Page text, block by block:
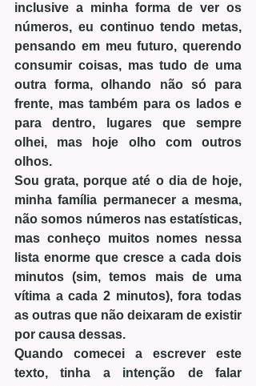
inclusive a minha forma de ver os
números, eu continuo tendo metas,
pensando em meu futuro, querendo
consumir coisas, mas tudo de uma
outra forma, olhando não só para
frente, mas também para os lados e
para dentro, lugares que sempre
olhei, mas hoje olho com outros
olhos.
Sou grata, porque até o dia de hoje,
minha família permanecer a mesma,
não somos números nas estatísticas,
mas conheço muitos nomes nessa
lista enorme que cresce a cada dois
minutos (sim, temos mais de uma
vítima a cada 2 minutos), fora todas
as outras que não deixaram de existir
por causa dessas.
Quando comecei a escrever este
texto, tinha a intenção de falar